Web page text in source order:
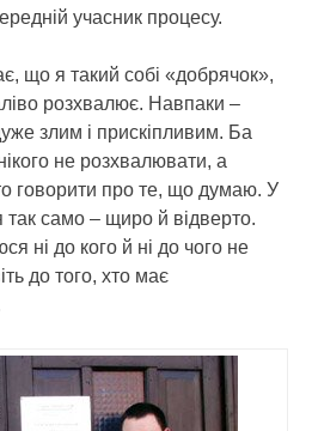
учасник процесу.
що я такий собі «добрячок»,
розхвалює. Навпаки –
злим і прискіпливим. Ба
не розхвалювати, а
говорити про те, що думаю. У
так само – щиро й відверто.
ні до кого й ні до чого не
до того, хто має